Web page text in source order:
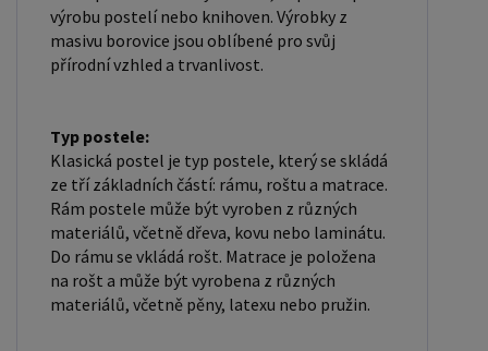
výrobu postelí nebo knihoven. Výrobky z
masivu borovice jsou oblíbené pro svůj
přírodní vzhled a trvanlivost.
Typ postele:
Klasická postel je typ postele, který se skládá
ze tří základních částí: rámu, roštu a matrace.
Rám postele může být vyroben z různých
materiálů, včetně dřeva, kovu nebo laminátu.
Do rámu se vkládá rošt. Matrace je položena
na rošt a může být vyrobena z různých
materiálů, včetně pěny, latexu nebo pružin.